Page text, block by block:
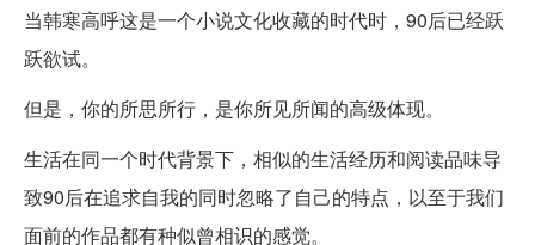
当韩寒高呼这是一个小说文化收藏的时代时，90后已经跃
跃欲试。
但是，你的所思所行，是你所见所闻的高级体现。
生活在同一个时代背景下，相似的生活经历和阅读品味导
致90后在追求自我的同时忽略了自己的特点，以至于我们
面前的作品都有种似曾相识的感觉。